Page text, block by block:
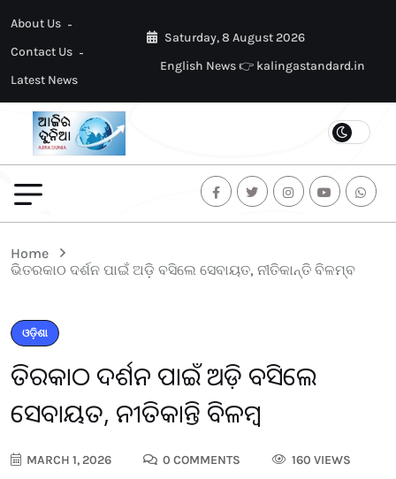
About Us
Contact Us
Latest News
Saturday, 8 August 2026
English News 👉 kalingastandard.in
Home
ଭିତରକାଠ ଦର୍ଶନ ପାଇଁ ଅଡ଼ି ବସିଲେ ସେବାୟତ, ନୀତିକାନ୍ତି ବିଳମ୍ବ
ଓଡ଼ିଶା
ଭିତରକାଠ ଦର୍ଶନ ପାଇଁ ଅଡ଼ି ବସିଲେ
ସେବାୟତ, ନୀତିକାନ୍ତି ବିଳମ୍ବ
MARCH 1, 2026 0 COMMENTS
160 VIEWS